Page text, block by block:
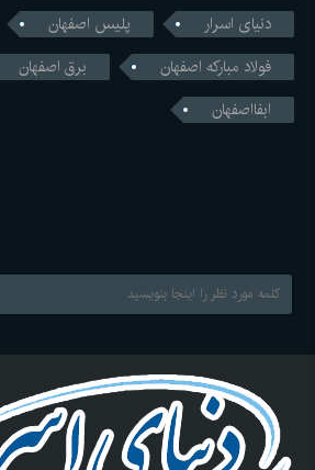
دنیای اسرار
پلیس اصفهان
فولاد مبارکه اصفهان
برق اصفهان
ابفااصفهان